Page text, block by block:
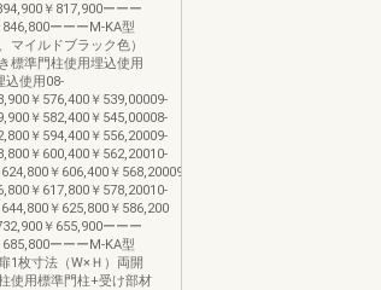
￥817,900ーーー
ーーーM-KA型
マイルドブラック色）
標準門柱使用埋込使用
込使用08-
￥576,400￥539,00009-
￥582,400￥545,00008-
￥594,400￥556,20009-
￥600,400￥562,20010-
￥606,400￥568,20009-
￥617,800￥578,20010-
￥625,800￥586,200
￥655,900ーーー
ーーーM-KA型
1枚寸法（W×Ｈ）両開
使用標準門柱+受け部材